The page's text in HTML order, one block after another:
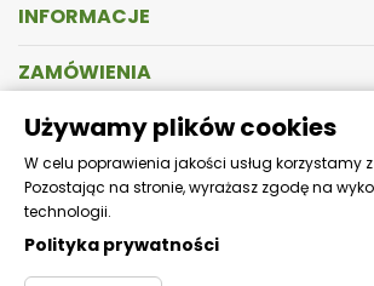
INFORMACJE
ZAMÓWIENIA
Używamy plików cookies
W celu poprawienia jakości usług korzystamy
Pozostając na stronie, wyrażasz zgodę na
technologii.
Polityka prywatności
DOSTAWA
Zapewniamy szybką i bezpieczną wysyłkę!